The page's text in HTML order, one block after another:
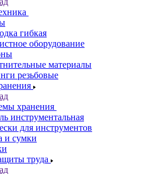
гибкая
оборудование
материалы
резьбовые
хранения
инструментальная
для инструментов
и сумки
труда